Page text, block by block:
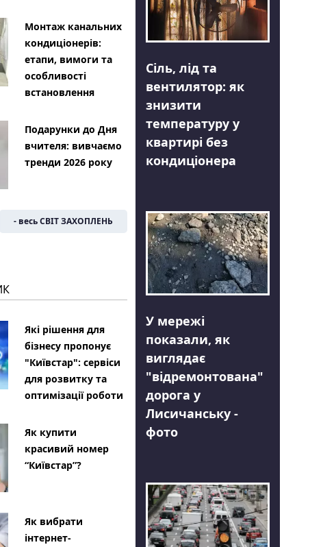
Монтаж канальних
кондиціонерів:
етапи, вимоги та
особливості
встановлення
Подарунки до Дня
вчителя: вивчаємо
тренди 2026 року
- весь СВІТ ЗАХОПЛЕНЬ
Які рішення для
бізнесу пропонує
"Київстар": сервіси
для розвитку та
оптимізації роботи
Як купити
красивий номер
“Київстар”?
Як вибрати
інтернет-
Сіль, лід та
вентилятор: як
знизити
температуру у
квартирі без
кондиціонера
У мережі
показали, як
виглядає
"відремонтована"
дорога у
Лисичанську -
фото